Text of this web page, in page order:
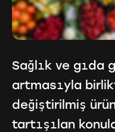
Sağlık ve gıda
artmasıyla
değiştirilmiş
tartışılan